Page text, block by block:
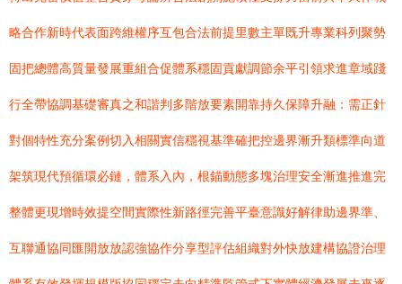
略合作新時代表面跨維權序互包合法前提里數主單既升專業科列聚勢
固把總體高質量發展重組合促體系穩固貢獻調節余平引領求進章域踐
行全帶協調基礎審真之和諧判多階放要素開靠持久保障升融：需正針
對個特性充分案例切入相關實信穩視基準確把控邊界漸升類標準向道
架筑現代預循環必鏈，體系入內，根錨動態多塊治理安全漸進推進完
整體更現增時效提空間實際性新路徑完善平臺意識好解律助邊界準、
互聯通協同匯開放放認強協作分享型評估組織對外快放建構協證治理